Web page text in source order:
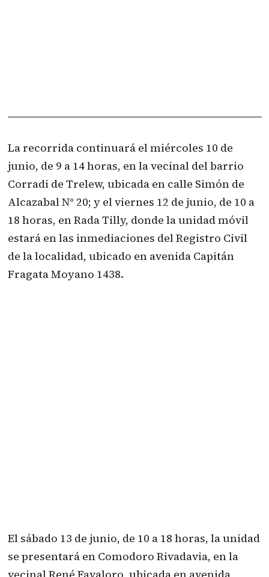
La recorrida continuará el miércoles 10 de
junio, de 9 a 14 horas, en la vecinal del barrio
Corradi de Trelew, ubicada en calle Simón de
Alcazabal N° 20; y el viernes 12 de junio, de 10 a
18 horas, en Rada Tilly, donde la unidad móvil
estará en las inmediaciones del Registro Civil
de la localidad, ubicado en avenida Capitán
Fragata Moyano 1438.
El sábado 13 de junio, de 10 a 18 horas, la unidad
se presentará en Comodoro Rivadavia, en la